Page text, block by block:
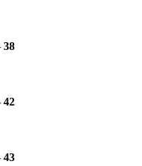
38
42
43